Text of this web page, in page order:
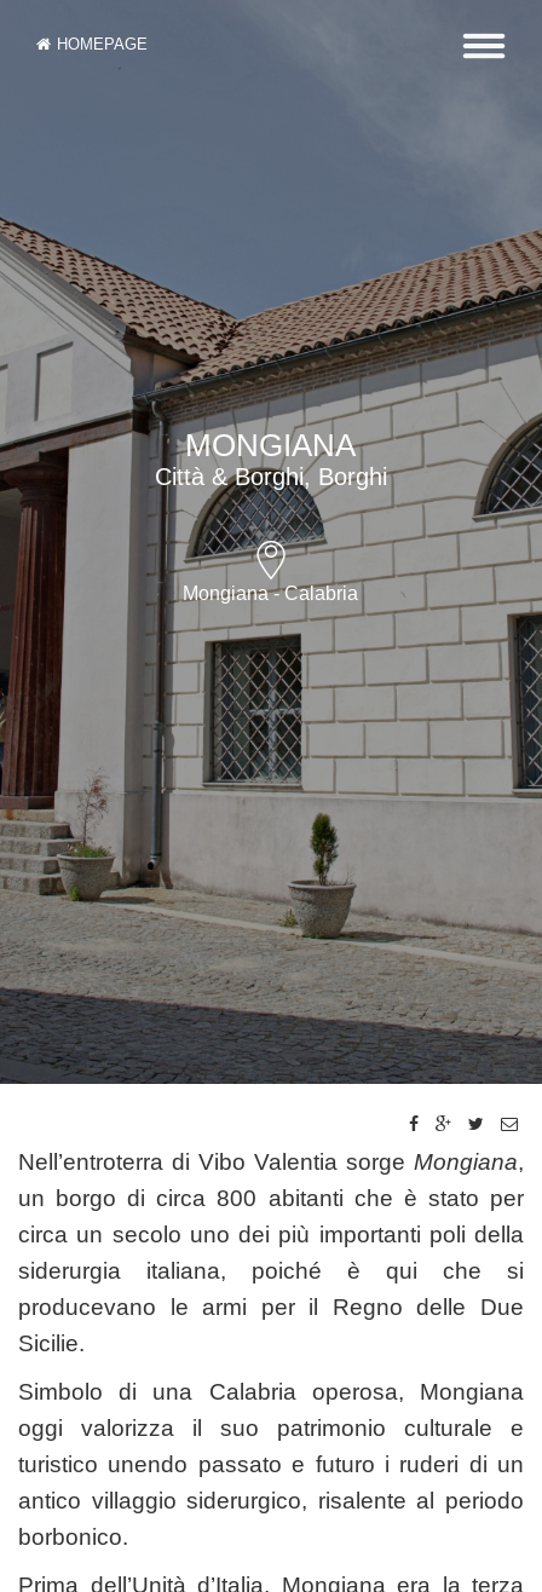
HOMEPAGE
MONGIANA
Città & Borghi, Borghi
Mongiana - Calabria
Nell’entroterra di Vibo Valentia sorge Mongiana,
un borgo di circa 800 abitanti che è stato per
circa un secolo uno dei più importanti poli della
siderurgia italiana, poiché è qui che si
producevano le armi per il Regno delle Due
Sicilie.
Simbolo di una Calabria operosa, Mongiana
oggi valorizza il suo patrimonio culturale e
turistico unendo passato e futuro i ruderi di un
antico villaggio siderurgico, risalente al periodo
borbonico.
Prima dell’Unità d’Italia, Mongiana era la terza